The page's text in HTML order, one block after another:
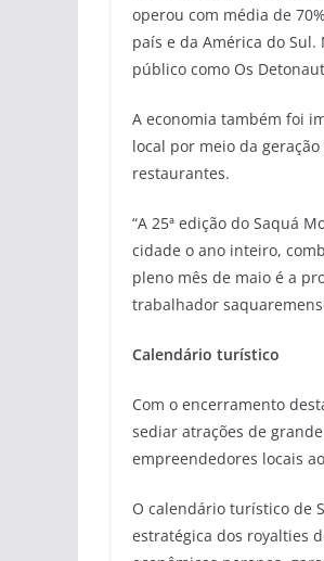
operou com média de
país e da América do
público como Os
A economia também foi
local por meio da
restaurantes.
“A 25ª edição do Saquá
cidade o ano inteiro,
pleno mês de maio é a
trabalhador
Calendário turístico
Com o encerramento
sediar atrações de
empreendedores locais
O calendário turístico de
estratégica dos royalties